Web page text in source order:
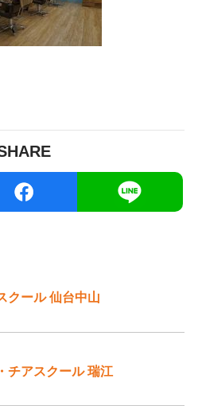
クール 仙台中山
チアスクール 瑞江